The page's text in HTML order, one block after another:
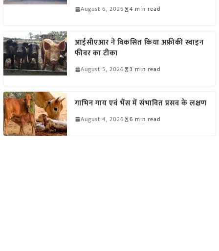
August 6, 2026 4 min read
आईसीएआर ने विकसित किया अफ्रीकी स्वाइन
फीवर का टीका
August 5, 2026 3 min read
गाभिन गाय एवं भैंस में संभावित प्रसव के लक्षण
August 4, 2026 6 min read